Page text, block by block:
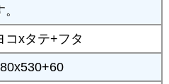
コxタテ+フタ